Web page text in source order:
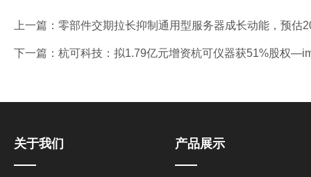
上一篇： 零部件交期拉长抑制通用型服务器成长动能，预
下一篇： 杭可科技：拟1.79亿元增资杭可仪器获51%股权
关于我们 产品展示